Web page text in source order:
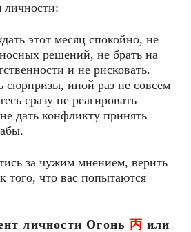
этот месяц спокойно, не
решений, не брать на
и не рисковать.
сюрпризы, иной раз не совсем
сразу не реагировать
дать конфликту принять
за чужим мнением, верить
того, что вас попытаются
личности Огонь丙 или